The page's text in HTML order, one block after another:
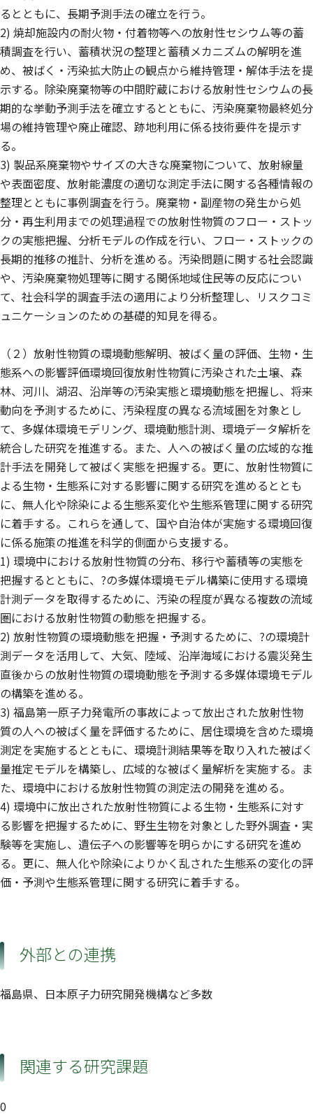
るとともに、長期予測手法の確立を行う。
2) 焼却施設内の耐火物・付着物等への放射性セシウム等の蓄
積調査を行い、蓄積状況の整理と蓄積メカニズムの解明を進
め、被ばく・汚染拡大防止の観点から維持管理・解体手法を提
示する。除染廃棄物等の中間貯蔵における放射性セシウムの長
期的な挙動予測手法を確立するとともに、汚染廃棄物最終処分
場の維持管理や廃止確認、跡地利用に係る技術要件を提示す
る。
3) 製品系廃棄物やサイズの大きな廃棄物について、放射線量
や表面密度、放射能濃度の適切な測定手法に関する各種情報の
整理とともに事例調査を行う。廃棄物・副産物の発生から処
分・再生利用までの処理過程での放射性物質のフロー・ストッ
クの実態把握、分析モデルの作成を行い、フロー・ストックの
長期的推移の推計、分析を進める。汚染問題に関する社会認識
や、汚染廃棄物処理等に関する関係地域住民等の反応につい
て、社会科学的調査手法の適用により分析整理し、リスクコミ
ュニケーションのための基礎的知見を得る。
（２）放射性物質の環境動態解明、被ばく量の評価、生物・生
態系への影響評価環境回復放射性物質に汚染された土壌、森
林、河川、湖沼、沿岸等の汚染実態と環境動態を把握し、将来
動向を予測するために、汚染程度の異なる流域圏を対象とし
て、多媒体環境モデリング、環境動態計測、環境データ解析を
統合した研究を推進する。また、人への被ばく量の広域的な推
計手法を開発して被ばく実態を把握する。更に、放射性物質に
よる生物・生態系に対する影響に関する研究を進めるととも
に、無人化や除染による生態系変化や生態系管理に関する研究
に着手する。これらを通して、国や自治体が実施する環境回復
に係る施策の推進を科学的側面から支援する。
1) 環境中における放射性物質の分布、移行や蓄積等の実態を
把握するとともに、?の多媒体環境モデル構築に使用する環境
計測データを取得するために、汚染の程度が異なる複数の流域
圏における放射性物質の動態を把握する。
2) 放射性物質の環境動態を把握・予測するために、?の環境計
測データを活用して、大気、陸域、沿岸海域における震災発生
直後からの放射性物質の環境動態を予測する多媒体環境モデル
の構築を進める。
3) 福島第一原子力発電所の事故によって放出された放射性物
質の人への被ばく量を評価するために、居住環境を含めた環境
測定を実施するとともに、環境計測結果等を取り入れた被ばく
量推定モデルを構築し、広域的な被ばく量解析を実施する。ま
た、環境中における放射性物質の測定法の開発を進める。
4) 環境中に放出された放射性物質による生物・生態系に対す
る影響を把握するために、野生生物を対象とした野外調査・実
験等を実施し、遺伝子への影響等を明らかにする研究を進め
る。更に、無人化や除染によりかく乱された生態系の変化の評
価・予測や生態系管理に関する研究に着手する。
外部との連携
福島県、日本原子力研究開発機構など多数
関連する研究課題
0